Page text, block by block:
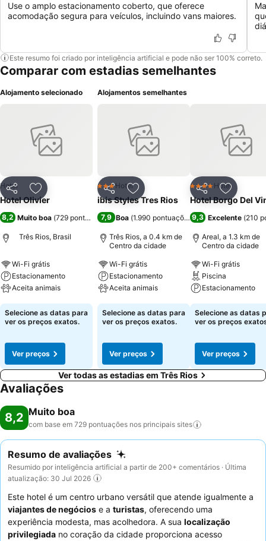
Use o amplo estacionamento coberto, que oferece
acomodação segura para veículos, incluindo vans maiores.
Este resumo foi criado por inteligência artificial e pode não ser 100% correto.
Comparar com estadias semelhantes
Alojamento selecionado
PartilharAdicionar aos favoritos
Hotel
Hotel Olivier
8,2 Muito boa (729 pontuações)
Três Rios, Brasil
Wi-Fi grátis
Estacionamento
Aceita animais
Ver preços
Selecione as datas para
ver os preços exatos.
Ver preços
Alojamentos semelhantes
PartilharAdicionar aos favoritos
3 Estrelas
Hotel
ibis Styles Tres Rios
7,9 Boa (1.990 pontuações)
Três Rios, a 0.4 km de
Centro da cidade
Wi-Fi grátis
Estacionamento
Aceita animais
Ver preços
Selecione as datas para
ver os preços exatos.
Ver preços
Partilhar
4 EstrelasHotel
Hotel Borgo Del
9,3 Excelente (210
Areal, a 1.3 km de
Centro da cidade
Wi-Fi grátis
Piscina
Estacionamento
Ver preços
Selecione as datas
ver os preços
Ver preços
Ver todas as estadias em Três Rios
Avaliações
8,2 Muito boa
com base em 729 pontuações nos principais sites
Resumo de avaliações
Resumido por inteligência artificial a partir de 200+ comentários · Última
atualização: 30 Jul 2026
Este hotel é um centro urbano versátil que atende igualmente a
viajantes de negócios e a turistas, oferecendo uma
experiência modesta, mas acolhedora. A sua localização
privilegiada no coração da cidade proporciona acesso